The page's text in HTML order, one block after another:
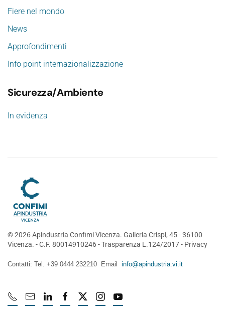
Fiere nel mondo
News
Approfondimenti
Info point internazionalizzazione
Sicurezza/Ambiente
In evidenza
©2026Apindustria Confimi Vicenza. Galleria Crispi, 45 - 36100
Vicenza. - C.F. 80014910246 -Trasparenza L.124/2017- Privacy
Contatti: Tel. +39 0444 232210 Email info@apindustria.vi.it